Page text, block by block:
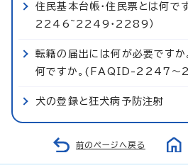
住民基本台帳・住民票とは何
2246~2249・2289）
転籍の届出には何が必要ですか
何ですか。(FAQID-2247～
犬の登録と狂犬病予防注射
前のページへ戻る